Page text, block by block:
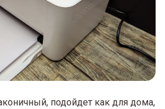
подойдет как для дома,